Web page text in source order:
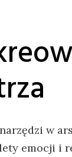
w
emocji i